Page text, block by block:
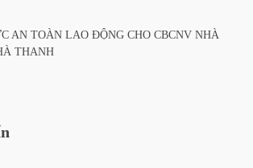
AN TOÀN LAO ĐỘNG CHO CBCNV NHÀ
THANH